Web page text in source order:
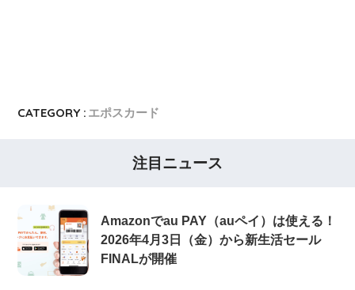
CATEGORY : エポスカード
注目ニュース
Amazonでau PAY（auペイ）は使える！
2026年4月3日（金）から新生活セール
FINALが開催